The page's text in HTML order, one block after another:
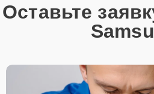
Оставьте